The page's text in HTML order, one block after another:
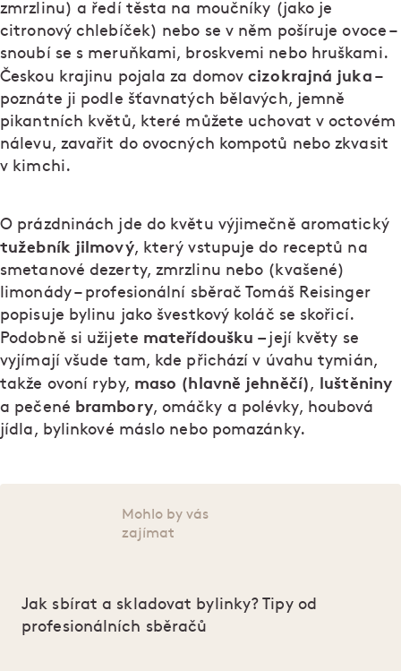
zmrzlinu) a ředí těsta na moučníky (jako je
citronový chlebíček) nebo se v něm pošíruje ovoce –
snoubí se s meruňkami, broskvemi nebo hruškami.
Českou krajinu pojala za domovcizokrajná juka –
poznáte ji podle šťavnatých bělavých, jemně
pikantních květů, které můžete uchovat v octovém
nálevu, zavařit do ovocných kompotů nebo zkvasit
v kimchi.
O prázdninách jde do květu výjimečně aromatický
tužebník jilmový, který vstupuje do receptů na
smetanové dezerty, zmrzlinu nebo (kvašené)
limonády – profesionální sběrač Tomáš Reisinger
popisuje bylinu jako švestkový koláč se skořicí.
Podobně si užijete mateřídoušku – její květy se
vyjímají všude tam, kde přichází v úvahu tymián,
takže ovoní ryby, maso (hlavně jehněčí), luštěniny
a pečené brambory, omáčky a polévky, houbová
jídla, bylinkové máslo nebo pomazánky.
Mohlo by vás
zajímat
Jak sbírat a skladovat bylinky? Tipy od
profesionálních sběračů